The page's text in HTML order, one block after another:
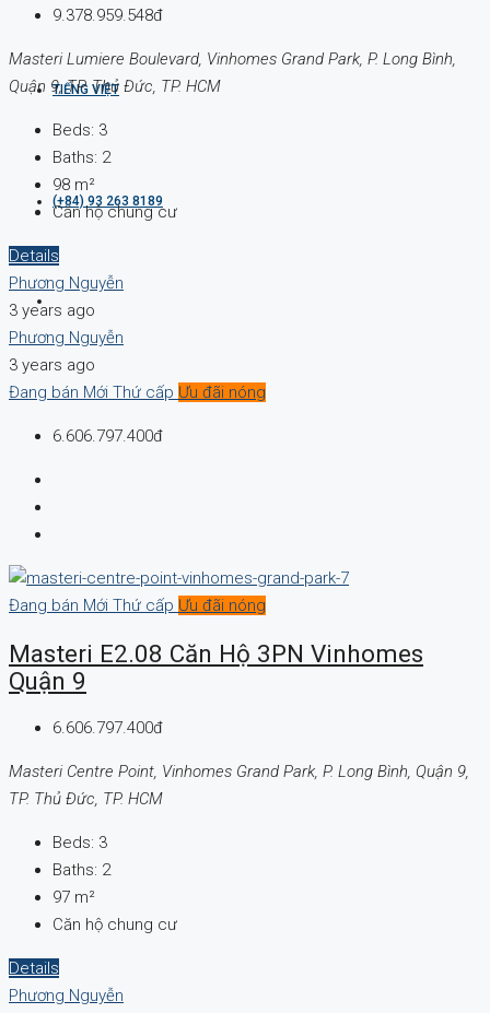
TIẾNG VIỆT
(+84) 93 263 8189
9.378.959.548đ
Masteri Lumiere Boulevard, Vinhomes Grand Park, P. Long Bình,
Quận 9, TP. Thủ Đức, TP. HCM
Beds: 3
Baths: 2
98 m²
Căn hộ chung cư
Details
Phương Nguyễn
3 years ago
Phương Nguyễn
3 years ago
Đang bán Mới Thứ cấp Ưu đãi nóng
6.606.797.400đ
Đang bán Mới Thứ cấp Ưu đãi nóng
Masteri E2.08 Căn Hộ 3PN Vinhomes
Quận 9
6.606.797.400đ
Masteri Centre Point, Vinhomes Grand Park, P. Long Bình, Quận 9,
TP. Thủ Đức, TP. HCM
Beds: 3
Baths: 2
97 m²
Căn hộ chung cư
Details
Phương Nguyễn